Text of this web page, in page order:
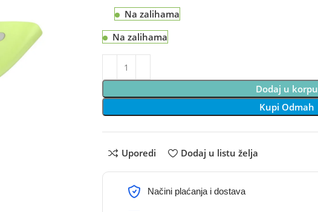
Na zalihama
Na zalihama
Dodaj u korpu
Kupi Odmah
Uporedi Dodaj u listu želja
Načini plaćanja i dostava